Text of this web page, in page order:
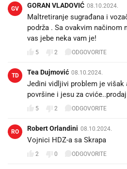
GV GORAN VLADOVIĆ 08.10.2024.
Maltretiranje sugrađana i
podrža . Sa ovakvim načinom
vas jebe neka vam je!
5 2 ODGOVORITE
TD Tea Dujmović 08.10.2024.
Jedini vidljivi problem je višak
površine i jesu za
5 2 ODGOVORITE
RO Robert Orlandini 08.10.2024.
Vojnici HDZ-a sa Skrapa
2 0 ODGOVORITE